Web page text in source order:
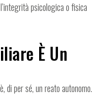
psicologica o fisica
È Un
di per sé, un reato autonomo.